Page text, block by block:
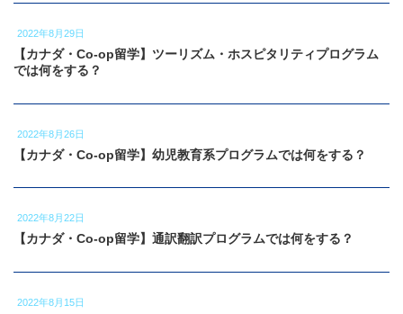
2022年8月29日
【カナダ・Co-op留学】ツーリズム・ホスピタリティプログラム
では何をする？
2022年8月26日
【カナダ・Co-op留学】幼児教育系プログラムでは何をする？
2022年8月22日
【カナダ・Co-op留学】通訳翻訳プログラムでは何をする？
2022年8月15日